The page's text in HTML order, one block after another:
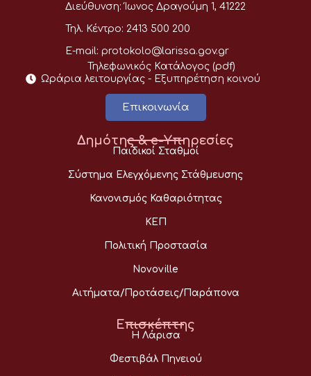
Διεύθυνση: Ίωνος Δραγούμη 1, 41222
Τηλ. Κέντρο: 2413 500 200
E-mail: protokolo@larissa.gov.gr
Τηλεφωνικός Κατάλογος (pdf)
Ωράρια λειτουργίας - Eξυπηρέτηση κοινού
Επικοινωνία
Δημότης & e-Υπηρεσίες
Παιδικοί Σταθμοί
Σύστημα Ελεγχόμενης Στάθμευσης
Κανονισμός Καθαριότητας
ΚΕΠ
Πολιτική Προστασία
Novoville
Αιτήματα/Προτάσεις/Παράπονα
Επισκέπτης
Η Λάρισα
Φεστιβάλ Πηνειού